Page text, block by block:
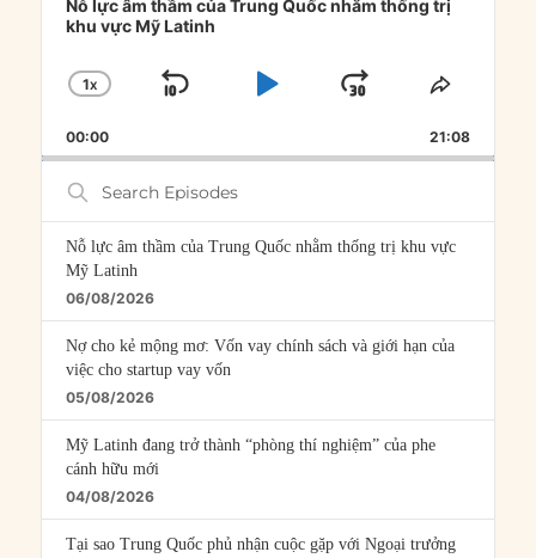
PlayerNỗ lực âm thầm của Trung Quốc nhằm thống trị
khu vực Mỹ Latinh
CHANGE
RATE
1X
SKIP
PLAYJUMP
FORWARD
SHARE
00:00 21:08
Search
Episodes
Nỗ lực âm thầm của Trung Quốc nhằm thống trị khu vực
Mỹ Latinh
06/08/2026
Nợ cho kẻ mộng mơ: Vốn vay chính sách và giới hạn của
việc cho startup vay vốn
05/08/2026
Mỹ Latinh đang trở thành “phòng thí nghiệm” của phe
cánh hữu mới
04/08/2026
Tại sao Trung Quốc phủ nhận cuộc gặp với Ngoại trưởng